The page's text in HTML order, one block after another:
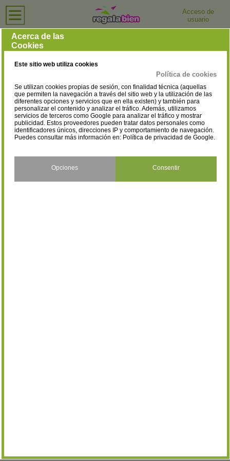
Acceso de
usuario
Joyerías y Relojerías en Álava
Selecciona la localidad
Inicio › Joyerías y Relojerías
Amurrio Laudio/Llodio
Acerca de las
Cookies
Este sitio web utiliza cookies
Política de cookies
Se utilizan cookies propias de sesión, con finalidad técnica (aquellas
que permiten la navegación a través del sitio web y la utilización de las
diferentes opciones y servicios que en ella existen) y también para
personalizar el contenido y analizar el tráfico. Además, utilizamos
servicios de terceros como Google para analizar el tráfico y mostrar
publicidad. Estos proveedores pueden tratar datos personales como
identificadores únicos, direcciones IP y comportamiento de navegación.
Puedes consultar más información en: Política de privacidad de Google.
Opciones Consentir